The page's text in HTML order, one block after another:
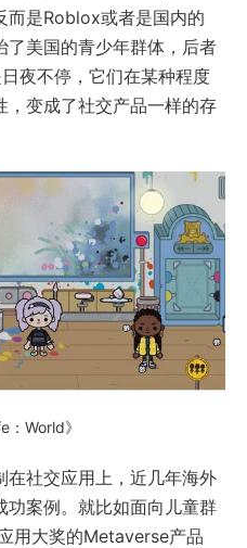
而是Roblox或者是国内的
了美国的青少年群体，后者
夜不停，它们在某种程度
，变成了社交产品一样的存
：World》
在社交应用上，近几年海外
功案例。就比如面向儿童群
用大奖的Metaverse产品